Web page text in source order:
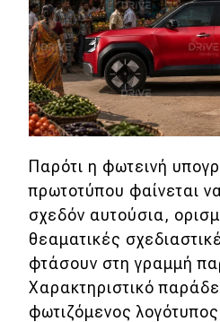
Παρότι η φωτεινή
πρωτοτύπου φαίνεται
σχεδόν αυτούσια,
θεαματικές
φτάσουν στη γραμμή
Χαρακτηριστικό
φωτιζόμενος